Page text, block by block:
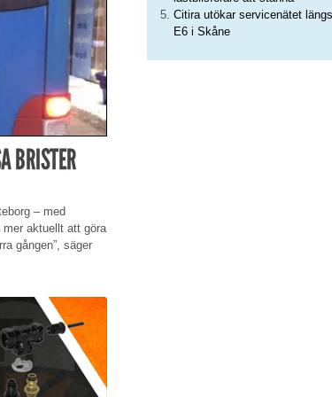
BRISTER
– med
aktuellt att göra
gången”, säger
Citira utökar servicenätet längs
E6 i Skåne